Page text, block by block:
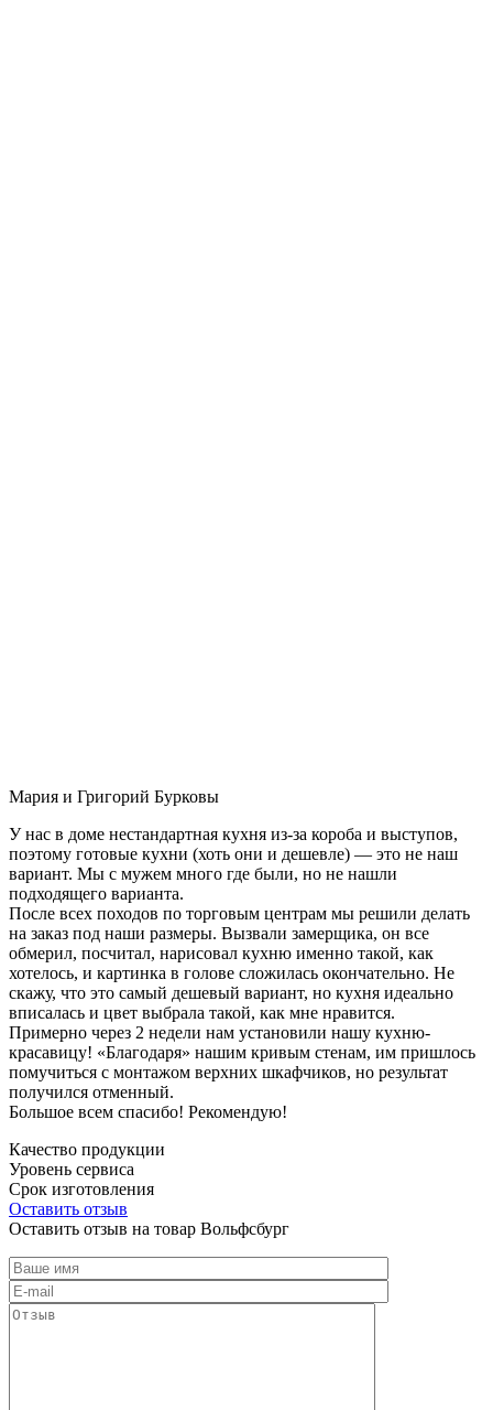
Мария и Григорий Бурковы
У нас в доме нестандартная кухня из-за короба и выступов,
поэтому готовые кухни (хоть они и дешевле) — это не наш
вариант. Мы с мужем много где были, но не нашли
подходящего варианта.
После всех походов по торговым центрам мы решили делать
на заказ под наши размеры. Вызвали замерщика, он все
обмерил, посчитал, нарисовал кухню именно такой, как
хотелось, и картинка в голове сложилась окончательно. Не
скажу, что это самый дешевый вариант, но кухня идеально
вписалась и цвет выбрала такой, как мне нравится.
Примерно через 2 недели нам установили нашу кухню-
красавицу! «Благодаря» нашим кривым стенам, им пришлось
помучиться с монтажом верхних шкафчиков, но результат
получился отменный.
Большое всем спасибо! Рекомендую!
Качество продукции
Уровень сервиса
Срок изготовления
Оставить отзыв
Оставить отзыв на товар Вольфсбург